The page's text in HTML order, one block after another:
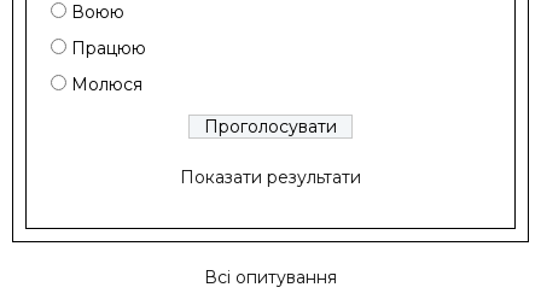
Воюю
Працюю
Молюся
Показати результати
Всі опитування